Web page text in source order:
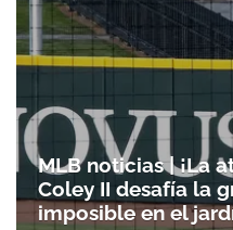
MLB noticias | ¡La
Coley II desafía la
imposible en el